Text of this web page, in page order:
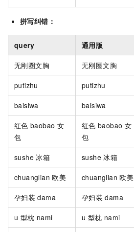
拼写纠错：
query 通用版
无刚圈文胸 无刚圈文胸
putizhu putizhu
baisiwa baisiwa
红色 baobao 女
包
红色 baobao 女
包
sushe 冰箱 sushe 冰箱
chuanglian 欧美 chuanglian 欧美
孕妇装 dama 孕妇装 dama
u 型枕 nami u 型枕 nami